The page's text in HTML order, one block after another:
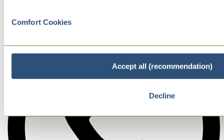
Comfort Cookies
Accept all (recommendation)
Decline